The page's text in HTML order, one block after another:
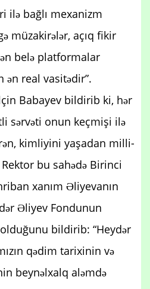
ilə bağlı mexanizm
müzakirələr, açıq fikir
belə platformalar
ən real vasitədir”.
Babayev bildirib ki, hər
sərvəti onun keçmişi ilə
kimliyini yaşadan milli-
bu sahədə Birinci
xanım Əliyevanın
Əliyev Fondunun
bildirib: “Heydər
qədim tarixinin və
beynəlxalq aləmdə